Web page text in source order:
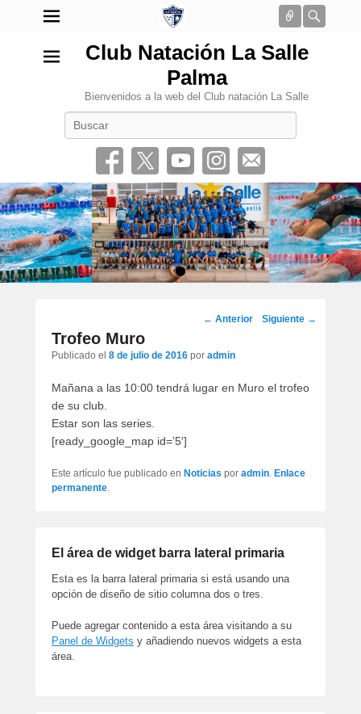
Conectar
Club Natación La Salle
Palma
Bienvenidos a la web del Club natación La Salle
•
Navegación
los
← Anterior Siguiente →
Trofeo Muro
Publicado el 8 de julio de 2016 por admin
Mañana a las 10:00 tendrá lugar en Muro el trofeo
de su club.
Estar son las series.
[ready_google_map id=’5′]
Este artículo fue publicado en Noticias por admin. Enlace
permanente.
El área de widget barra lateral primaria
Esta es la barra lateral primaria si está usando una
opción de diseño de sitio columna dos o tres.
Puede agregar contenido a esta área visitando a su
Panel de Widgets y añadiendo nuevos widgets a esta
área.